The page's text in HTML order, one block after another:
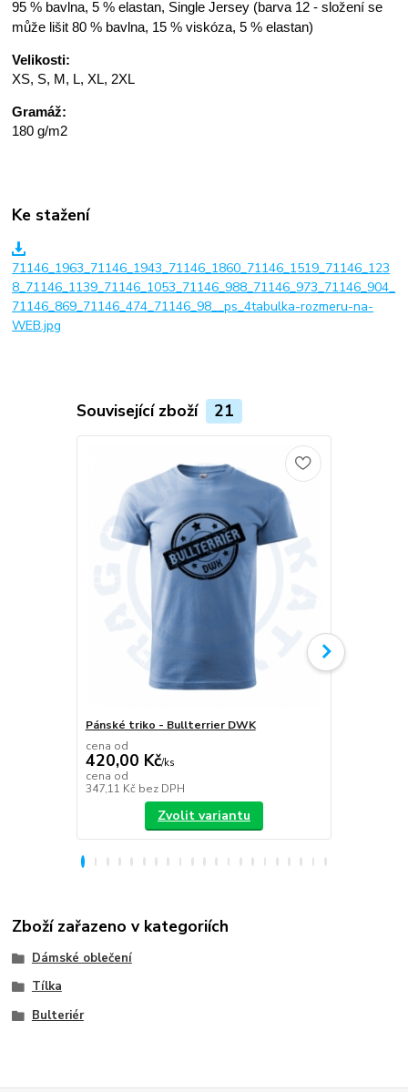
95 % bavlna, 5 % elastan, Single Jersey (barva 12 - složení se
může lišit 80 % bavlna, 15 % viskóza, 5 % elastan)
Velikosti:
XS, S, M, L, XL, 2XL
Gramáž:
180 g/m2
Ke stažení
71146_1963_71146_1943_71146_1860_71146_1519_71146_123
8_71146_1139_71146_1053_71146_988_71146_973_71146_904_
71146_869_71146_474_71146_98__ps_4tabulka-rozmeru-na-
WEB.jpg
Související zboží 21
Pánské triko - Bullterrier DWK
cena od
420,00 Kč/ks
cena od
347,11 Kč bez DPH
Zvolit variantu
Zboží zařazeno v kategoriích
Dámské oblečení
Tílka
Bulteriér